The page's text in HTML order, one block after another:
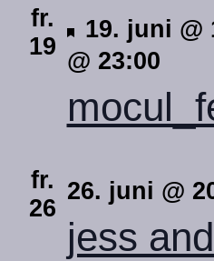
fr.
19
19. juni @
@ 23:00
fr.
26
jess
26. juni @